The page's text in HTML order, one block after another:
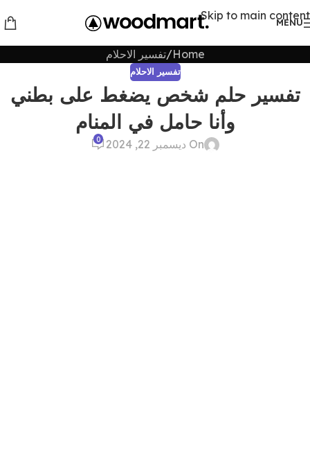
Skip to main content
MENU
Home تفسير الاحلام
تفسير الاحلام
تفسير حلم شخص يضغط على بطني
وأنا حامل في المنام
On ديسمبر 22, 2024 0